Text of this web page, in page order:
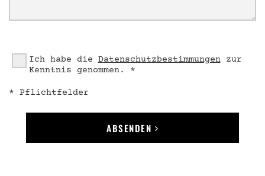
Ich habe die Datenschutzbestimmungenzur
Kenntnis genommen. *
* Pflichtfelder
ABSENDEN